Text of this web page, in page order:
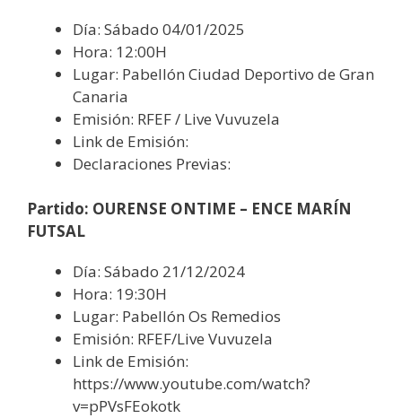
Día: Sábado 04/01/2025
Hora: 12:00H
Lugar: Pabellón Ciudad Deportivo de Gran
Canaria
Emisión: RFEF / Live Vuvuzela
Link de Emisión:
Declaraciones Previas:
Partido: OURENSE ONTIME – ENCE MARÍN
FUTSAL
Día: Sábado 21/12/2024
Hora: 19:30H
Lugar: Pabellón Os Remedios
Emisión: RFEF/Live Vuvuzela
Link de Emisión:
https://www.youtube.com/watch?
v=pPVsFEokotk